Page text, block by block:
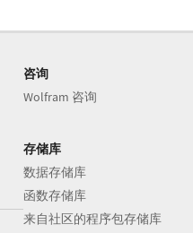
咨询
Wolfram 咨询
存储库
数据存储库
函数存储库
来自社区的程序包存储库